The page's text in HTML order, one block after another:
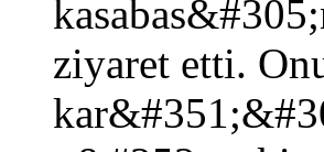
ziyaret etti.